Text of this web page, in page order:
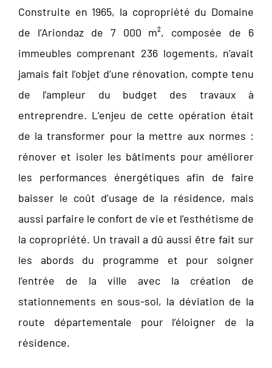
Construite en 1965, la copropriété du Domaine
de l’Ariondaz de 7 000 m², composée de 6
immeubles comprenant 236 logements, n’avait
jamais fait l’objet d’une rénovation, compte tenu
de l’ampleur du budget des travaux à
entreprendre. L’enjeu de cette opération était
de la transformer pour la mettre aux normes :
rénover et isoler les bâtiments pour améliorer
les performances énergétiques afin de faire
baisser le coût d’usage de la résidence, mais
aussi parfaire le confort de vie et l’esthétisme de
la copropriété. Un travail a dû aussi être fait sur
les abords du programme et pour soigner
l’entrée de la ville avec la création de
stationnements en sous-sol, la déviation de la
route départementale pour l’éloigner de la
résidence.